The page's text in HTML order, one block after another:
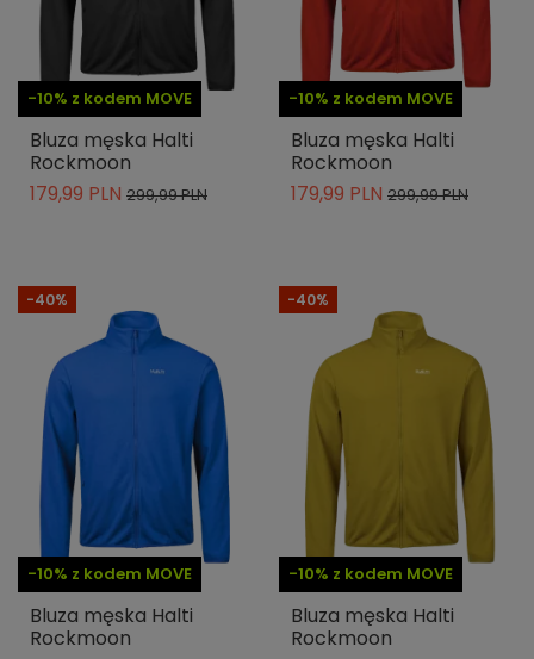
-10% z kodem MOVE
Bluza męska Halti
Rockmoon
179,99 PLN 299,99 PLN
-10% z kodem MOVE
Bluza męska Halti
Rockmoon
179,99 PLN 299,99 PLN
-10% z kodem MOVE
-40%
Bluza męska Halti
Rockmoon
-10% z kodem MOVE
-40%
Bluza męska Halti
Rockmoon